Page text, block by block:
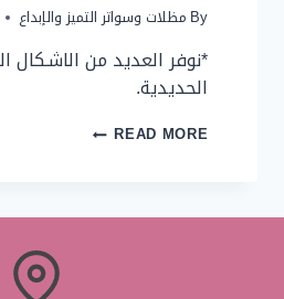
By مظلات وسواتر التميز والإبداع
*نوفر العديد من الاشـكال
الحديدية.
READ MOREمظلات
عمل
الهـناجر